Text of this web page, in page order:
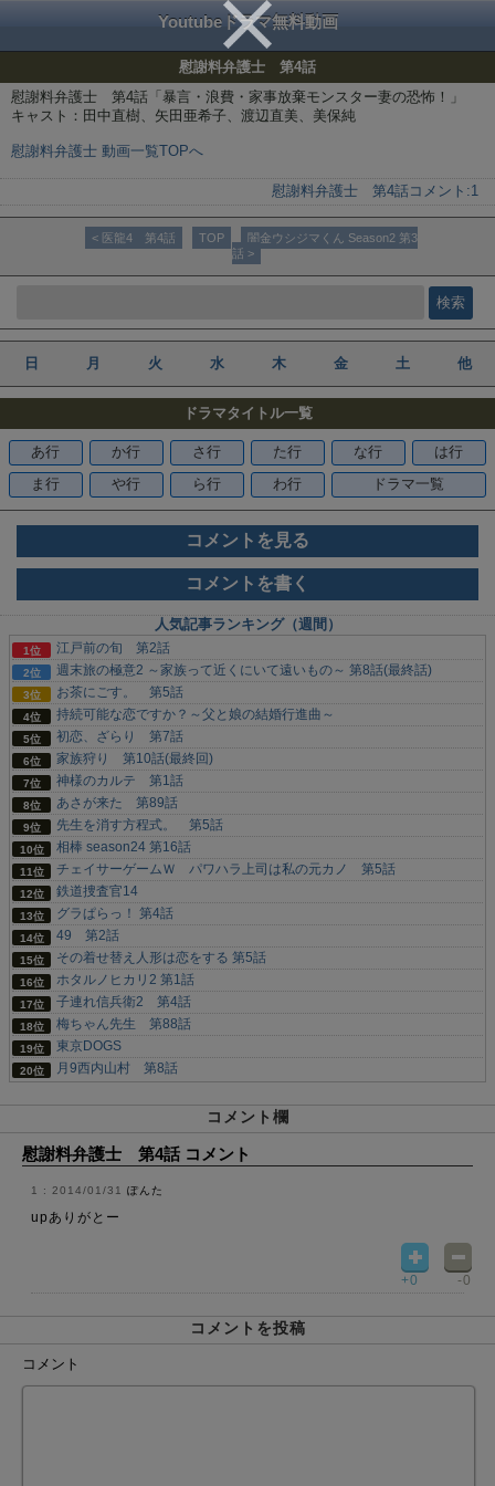
Youtubeドラマ無料動画
慰謝料弁護士 第4話
慰謝料弁護士 第4話「暴言・浪費・家事放棄モンスター妻の恐怖！」
キャスト：田中直樹、矢田亜希子、渡辺直美、美保純
慰謝料弁護士 動画一覧TOPへ
慰謝料弁護士 第4話 コメント:1
< 医龍4 第4話 TOP
闇金ウシジマくん Season2 第3
話 >
日 月 火 水 木 金 土 他
ドラマタイトル一覧
あ行 か行 さ行 た行 な行
は行
ま行
や行 ら行 わ行 ドラマ一覧
コメントを見る
コメントを書く
人気記事ランキング（週間）
江戸前の旬 第2話
週末旅の極意2 ～家族って近くにいて遠いもの～ 第8話(最終話)
お茶にごす。 第5話
持続可能な恋ですか？～父と娘の結婚行進曲～
初恋、ざらり 第7話
家族狩り 第10話(最終回)
神様のカルテ 第1話
あさが来た 第89話
先生を消す方程式。 第5話
相棒 season24 第16話
チェイサーゲームＷ パワハラ上司は私の元カノ 第5話
鉄道捜査官14
グラぱらっ！ 第4話
49 第2話
その着せ替え人形は恋をする 第5話
ホタルノヒカリ2 第1話
子連れ信兵衛2 第4話
梅ちゃん先生 第88話
東京DOGS
月9西内山村 第8話
コメント欄
慰謝料弁護士 第4話 コメント
2014/01/31 ぽんた
upありがとー
+0 -0
コメントを投稿
コメント